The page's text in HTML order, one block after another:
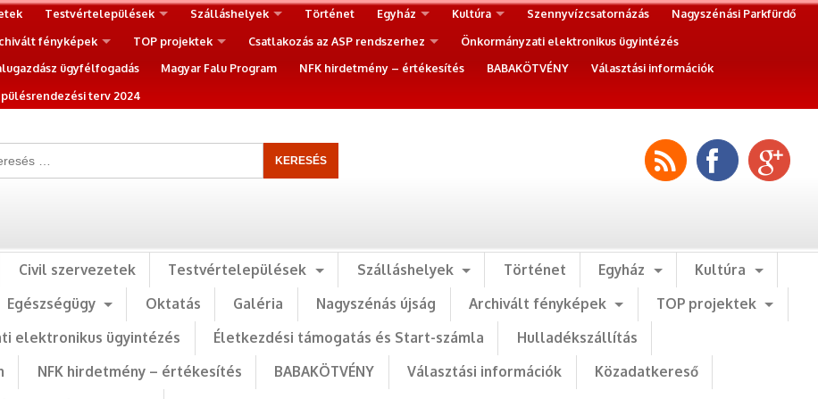
Testvértelepülések Szálláshelyek Történet Egyház Kultúra Szennyvízcsatornázás
Nagyszénási Parkfürdő
fényképek TOP projektek Csatlakozás az ASP rendszerhez
Önkormányzati elektronikus ügyintézés
ügyfélfogadás Magyar Falu Program NFK hirdetmény – értékesítés BABAKÖTVÉNY
Választási információk
terv 2024
Civil szervezetek Testvértelepülések Szálláshelyek Történet Egyház
Kultúra
Egészségügy Oktatás Galéria Nagyszénás újság Archivált fényképek
TOP projektek
elektronikus ügyintézés Életkezdési támogatás és Start-számla
Hulladékszállítás
NFK hirdetmény – értékesítés BABAKÖTVÉNY Választási információk
Közadatkereső